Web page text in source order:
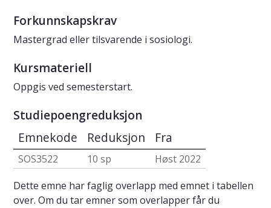
Forkunnskapskrav
Mastergrad eller tilsvarende i sosiologi.
Kursmateriell
Oppgis ved semesterstart.
Studiepoengreduksjon
Emnekode Reduksjon Fra
SOS3522 10 sp
Høst 2022
Dette emne har faglig overlapp med emnet i tabellen
over. Om du tar emner som overlapper får du